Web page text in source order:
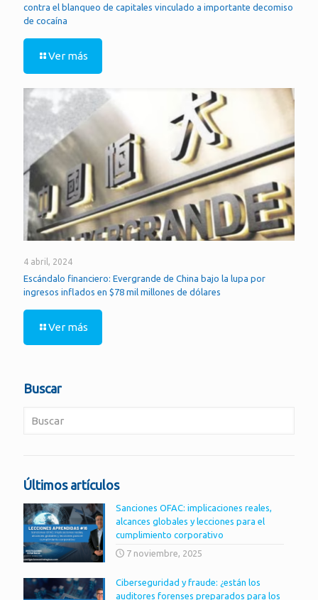
contra el blanqueo de capitales vinculado a importante decomiso
de cocaína
Ver más
4 abril, 2024
Escándalo financiero: Evergrande de China bajo la lupa por
ingresos inflados en $78 mil millones de dólares
Ver más
Buscar
Últimos artículos
Sanciones OFAC: implicaciones reales,
alcances globales y lecciones para el
cumplimiento corporativo
7 noviembre, 2025
Ciberseguridad y fraude: ¿están los
auditores forenses preparados para los